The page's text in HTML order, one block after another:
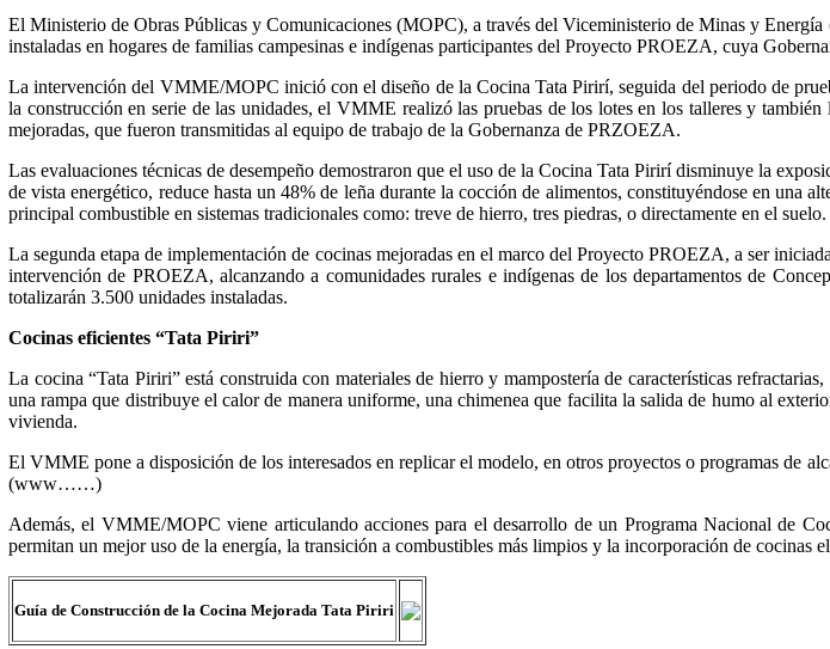
El Ministerio de Obras Públicas y Comunicaciones (MOPC), a través del Viceministerio de Minas y
instaladas en hogares de familias campesinas e indígenas participantes del Proyecto PROEZA, cuya
La intervención del VMME/MOPC inició con el diseño de la Cocina Tata Pirirí, seguida del periodo de
la construcción en serie de las unidades, el VMME realizó las pruebas de los lotes en los talleres y
mejoradas, que fueron transmitidas al equipo de trabajo de la Gobernanza de PRZOEZA.
Las evaluaciones técnicas de desempeño demostraron que el uso de la Cocina Tata Pirirí disminuye la
de vista energético, reduce hasta un 48% de leña durante la cocción de alimentos, constituyéndose en una
principal combustible en sistemas tradicionales como: treve de hierro, tres piedras, o directamente en el suelo.
La segunda etapa de implementación de cocinas mejoradas en el marco del Proyecto PROEZA, a ser
intervención de PROEZA, alcanzando a comunidades rurales e indígenas de los departamentos de
totalizarán 3.500 unidades instaladas.
Cocinas eficientes “Tata Piriri”
La cocina “Tata Piriri” está construida con materiales de hierro y mampostería de características
una rampa que distribuye el calor de manera uniforme, una chimenea que facilita la salida de humo al
vivienda.
El VMME pone a disposición de los interesados en replicar el modelo, en otros proyectos o programas de
(www……)
Además, el VMME/MOPC viene articulando acciones para el desarrollo de un Programa Nacional de
permitan un mejor uso de la energía, la transición a combustibles más limpios y la incorporación de cocinas
Guía de Construcción de la Cocina Mejorada Tata Piriri